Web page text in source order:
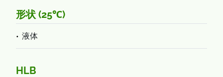
形状 (25℃)
液体
HLB